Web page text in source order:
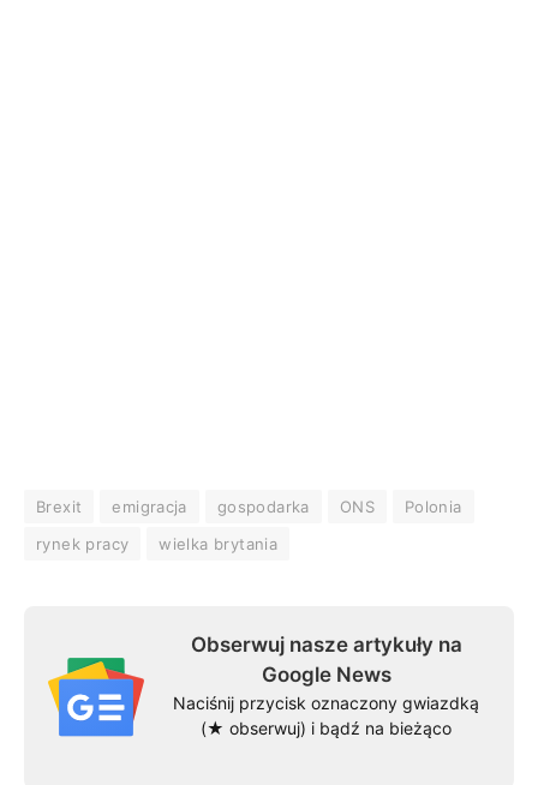
Brexit emigracja gospodarka ONS
Polonia
rynek pracy
wielka brytania
Obserwuj nasze artykuły na
Google News
Naciśnij przycisk oznaczony gwiazdką
(★ obserwuj) i bądź na bieżąco